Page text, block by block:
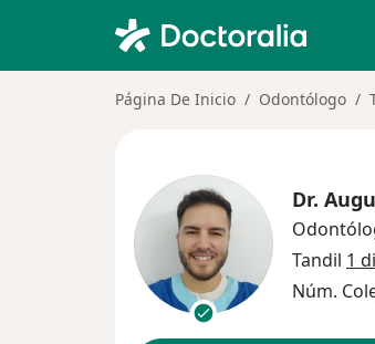
Página De Inicio Odontólogo
Dr.
Tandil 1
Núm.